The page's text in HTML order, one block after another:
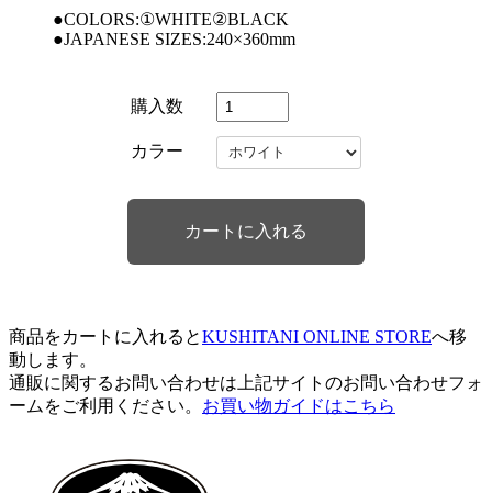
●COLORS:①WHITE②BLACK
●JAPANESE SIZES:240×360mm
購入数
カラー
商品をカートに入れるとKUSHITANI ONLINE STOREへ移
動します。
通販に関するお問い合わせは上記サイトのお問い合わせフォ
ームをご利用ください。 お買い物ガイドはこちら